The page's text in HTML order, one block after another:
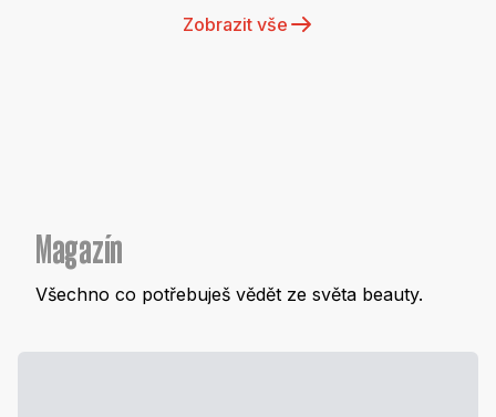
Zobrazit vše
Magazín
Všechno co potřebuješ vědět ze světa beauty.